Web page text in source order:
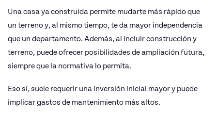
Una casa ya construida permite mudarte más rápido que
un terreno y, al mismo tiempo, te da mayor independencia
que un departamento. Además, al incluir construcción y
terreno, puede ofrecer posibilidades de ampliación futura,
siempre que la normativa lo permita.
Eso sí, suele requerir una inversión inicial mayor y puede
implicar gastos de mantenimiento más altos.